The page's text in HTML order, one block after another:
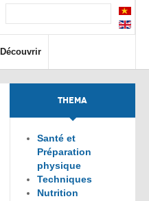
Découvrir
THEMA
Santé et
Préparation
physique
Techniques
Nutrition